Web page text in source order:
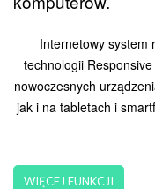
Internetowy system
technologii
nowoczesnych
jak i na tabletach i
WIĘCEJ FUNKCJI